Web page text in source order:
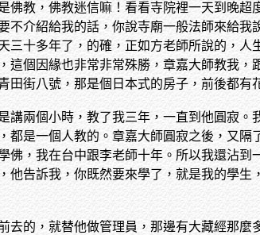
佛教，佛教迷信嘛！看看寺院裡一天到晚
不介紹給我的話，你說寺廟一般法師來給
十多年了，的確，正如方老師所說的，
這個因緣也非常非常殊勝，章嘉大師教我
街八號，那是個日本式的房子，前後都有
兩個小時，教了我三年，一直到他圓寂
是一個人教的。章嘉大師圓寂之後，又
，我在台中跟李老師十年。所以我還沾
告訴我，你既然要來學了，就是我的學
去的，就替他做管理員，那邊有大藏經那